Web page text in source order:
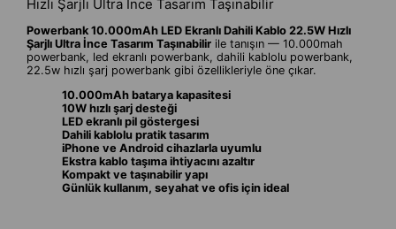
Hızlı Şarjlı Ultra İnce Tasarım Taşınabilir
Powerbank 10.000mAh LED Ekranlı Dahili Kablo 22.5W Hızlı
Şarjlı Ultra İnce Tasarım Taşınabilir ile tanışın — 10.000mah
powerbank, led ekranlı powerbank, dahili kablolu powerbank,
22.5w hızlı şarj powerbank gibi özellikleriyle öne çıkar.
10.000mAh batarya kapasitesi
10W hızlı şarj desteği
LED ekranlı pil göstergesi
Dahili kablolu pratik tasarım
iPhone ve Android cihazlarla uyumlu
Ekstra kablo taşıma ihtiyacını azaltır
Kompakt ve taşınabilir yapı
Günlük kullanım, seyahat ve ofis için ideal